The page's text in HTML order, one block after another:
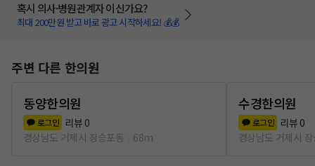
혹시 의사·병원관계자 이신가요?
최대 200만원 받고 바로 광고 시작하세요! 💰💰
주변 다른 한의원
동양한의원
로그인 리뷰 0
경상남도 거제시 장승포동
68m
수경한의원
로그인 리뷰 0
경상남도 거제시